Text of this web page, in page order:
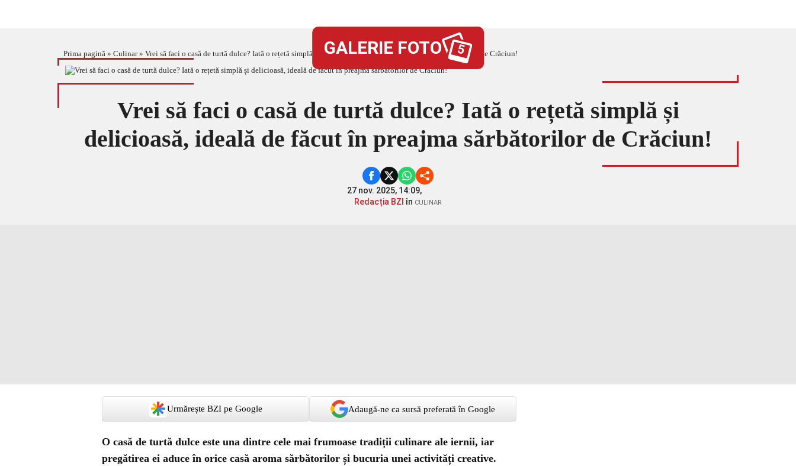
Prima pagină » Culinar» Vrei să faci o casă de turtă dulce? Iată o rețetă simplă și delicioasă, ideală de făcut în preajma sărbătorilor de Crăciun!
GALERIE FOTO 5
Vrei să faci o casă de turtă dulce? Iată o rețetă simplă și
delicioasă, ideală de făcut în preajma sărbătorilor de Crăciun!
27 nov. 2025, 14:09,
Redacția BZI în CULINAR
Urmărește BZI pe Google Adaugă-ne ca sursă preferată în Google
O casă de turtă dulce este una dintre cele mai frumoase tradiții culinare ale iernii, iar
pregătirea ei aduce în orice casă aroma sărbătorilor și bucuria unei activități creative.